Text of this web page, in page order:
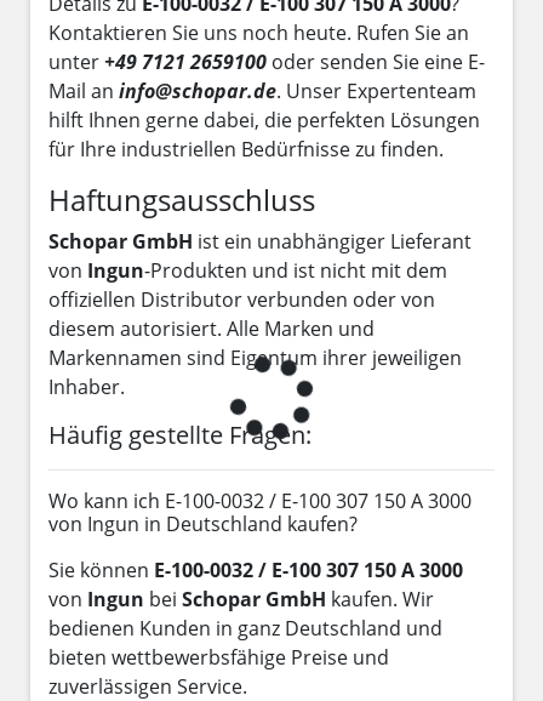
Kontaktieren Sie uns noch heute. Rufen Sie an
unter+49 7121 2659100 oder senden Sie eine E-
Mail an info@schopar.de. Unser Expertenteam
hilft Ihnen gerne dabei, die perfekten Lösungen
für Ihre industriellen Bedürfnisse zu finden.
Haftungsausschluss
Schopar GmbH ist ein unabhängiger Lieferant
von Ingun-Produkten und ist nicht mit dem
offiziellen Distributor verbunden oder von
diesem autorisiert. Alle Marken und
Markennamen sind Eigentum ihrer jeweiligen
Inhaber.
Häufig gestellte Fragen:
Wo kann ich E-100-0032 / E-100 307 150 A 3000
von Ingun in Deutschland kaufen?
Sie können E-100-0032 / E-100 307 150 A 3000
von Ingun bei Schopar GmbH kaufen. Wir
bedienen Kunden in ganz Deutschland und
bieten wettbewerbsfähige Preise und
zuverlässigen Service.